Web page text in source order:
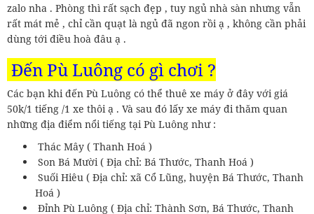
zalo nha . Phòng thì rất sạch đẹp , tuy ngủ nhà sàn nhưng vẫn
rất mát mẻ , chỉ cần quạt là ngủ đã ngon rồi ạ , không cần phải
dùng tới điều hoà đâu ạ .
Đến Pù Luông có gì chơi ?
Các bạn khi đến Pù Luông có thể thuê xe máy ở đây với giá
50k/1 tiếng /1 xe thôi ạ . Và sau đó lấy xe máy đi thăm quan
những địa điểm nổi tiếng tại Pù Luông như :
Thác Mây ( Thanh Hoá )
Son Bá Mười ( Địa chỉ: Bá Thước, Thanh Hoá )
Suối Hiêu ( Địa chỉ: xã Cổ Lũng, huyện Bá Thước, Thanh
Hoá )
Đỉnh Pù Luông ( Địa chỉ: Thành Sơn, Bá Thước, Thanh